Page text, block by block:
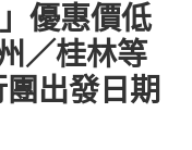
優惠價低
／桂林等
出發日期